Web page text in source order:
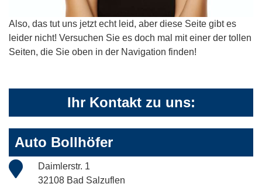
Also, das tut uns jetzt echt leid, aber diese Seite gibt es
leider nicht! Versuchen Sie es doch mal mit einer der tollen
Seiten, die Sie oben in der Navigation finden!
Ihr Kontakt zu uns:
Auto Bollhöfer
Daimlerstr. 1
32108 Bad Salzuflen